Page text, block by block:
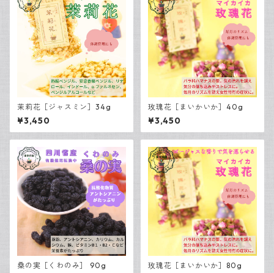
茉莉花［ジャスミン］34g
¥3,450
玫瑰花［まいかいか］40g
¥3,450
桑の実［くわのみ］ 90g 玫瑰花［まいかいか］80g